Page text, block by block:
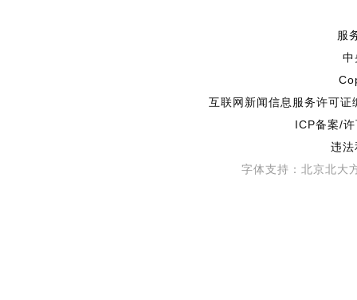
服
中
互联网新闻信息服务许可
ICP备案/
违法
字体支持：北京北